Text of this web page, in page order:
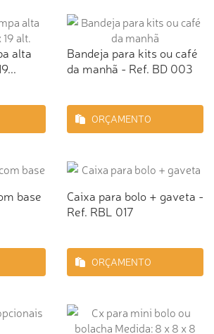
alta
Bandeja para kits ou café
da manhã - Ref. BD 003
ORÇAMENTO
base
Caixa para bolo + gaveta -
Ref. RBL 017
ORÇAMENTO